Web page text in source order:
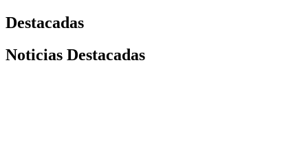
Destacadas
Noticias Destacadas